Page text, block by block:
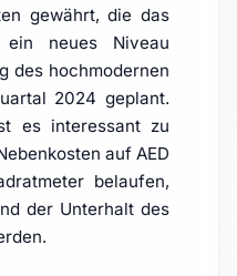
gewährt, die das
ein neues Niveau
des hochmodernen
2024 geplant.
es interessant zu
auf AED
belaufen,
der Unterhalt des